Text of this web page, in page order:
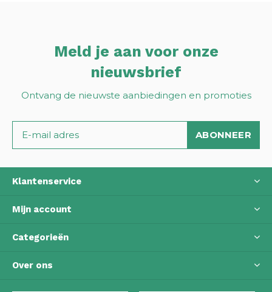
Meld je aan voor onze
nieuwsbrief
Ontvang de nieuwste aanbiedingen en promoties
ABONNEER
Klantenservice
Mijn account
Categorieën
Over ons